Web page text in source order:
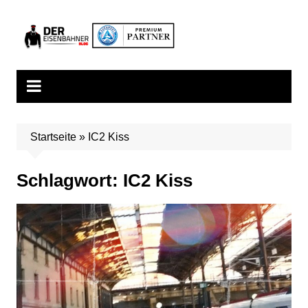
springen
Startseite» IC2 Kiss
Schlagwort: IC2 Kiss